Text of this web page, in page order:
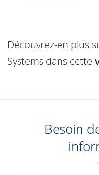
Découvrez-en plus
Systems dans cette
Besoin